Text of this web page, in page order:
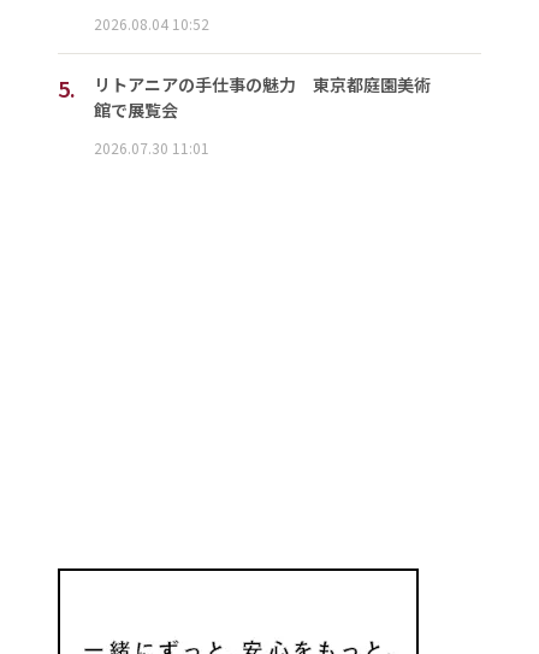
2026.08.04 10:52
5.
リトアニアの手仕事の魅力 東京都庭園美術
館で展覧会
2026.07.30 11:01